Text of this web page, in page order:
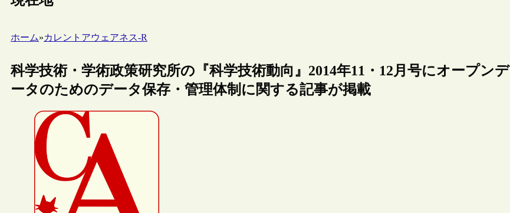
ホーム»カレントアウェアネス-R
科学技術・学術政策研究所の『科学技術動向』2014年11・12月号にオープンデ
ータのためのデータ保存・管理体制に関する記事が掲載